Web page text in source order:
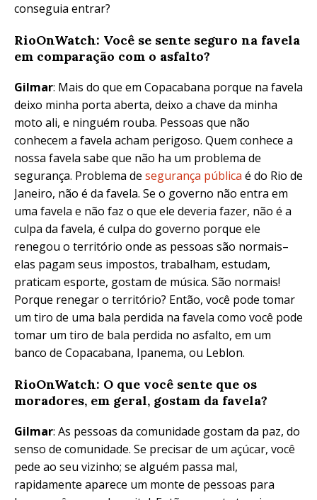
conseguia entrar?
RioOnWatch: Você se sente seguro na favela
em comparação com o asfalto?
Gilmar: Mais do que em Copacabana porque na favela
deixo minha porta aberta, deixo a chave da minha
moto ali, e ninguém rouba. Pessoas que não
conhecem a favela acham perigoso. Quem conhece a
nossa favela sabe que não ha um problema de
segurança. Problema de segurança pública é do Rio de
Janeiro, não é da favela. Se o governo não entra em
uma favela e não faz o que ele deveria fazer, não é a
culpa da favela, é culpa do governo porque ele
renegou o território onde as pessoas são normais–
elas pagam seus impostos, trabalham, estudam,
praticam esporte, gostam de música. São normais!
Porque renegar o território? Então, você pode tomar
um tiro de uma bala perdida na favela como você pode
tomar um tiro de bala perdida no asfalto, em um
banco de Copacabana, Ipanema, ou Leblon.
RioOnWatch: O que você sente que os
moradores, em geral, gostam da favela?
Gilmar: As pessoas da comunidade gostam da paz, do
senso de comunidade. Se precisar de um açúcar, você
pede ao seu vizinho; se alguém passa mal,
rapidamente aparece um monte de pessoas para